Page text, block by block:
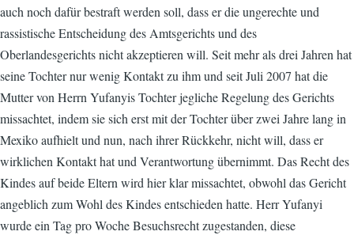
auch noch dafür bestraft werden soll, dass er die ungerechte und
rassistische Entscheidung des Amtsgerichts und des
Oberlandesgerichts nicht akzeptieren will. Seit mehr als drei Jahren hat
seine Tochter nur wenig Kontakt zu ihm und seit Juli 2007 hat die
Mutter von Herrn Yufanyis Tochter jegliche Regelung des Gerichts
missachtet, indem sie sich erst mit der Tochter über zwei Jahre lang in
Mexiko aufhielt und nun, nach ihrer Rückkehr, nicht will, dass er
wirklichen Kontakt hat und Verantwortung übernimmt. Das Recht des
Kindes auf beide Eltern wird hier klar missachtet, obwohl das Gericht
angeblich zum Wohl des Kindes entschieden hatte. Herr Yufanyi
wurde ein Tag pro Woche Besuchsrecht zugestanden, diese